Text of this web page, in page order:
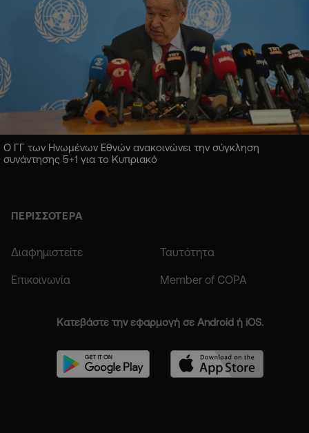
Ο ΓΓ των Ηνωμένων Εθνών ανακοινώνει την σύγκληση
συνάντησης 5+1 για το Κυπριακό
ΠΕΡΙΣΣΟΤΕΡΑ
Διαφημιστείτε Ταυτότητα
Επικοινωνία Member of COPA
Κατεβάστε την εφαρμογή σε Android ή iOS.